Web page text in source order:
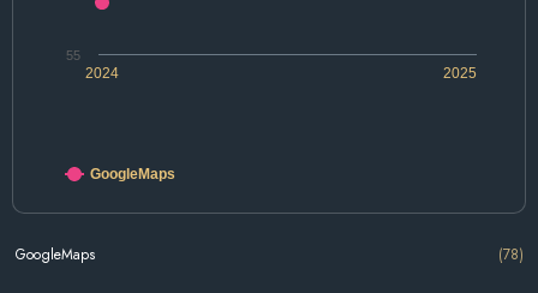
2024 2025
55
GoogleMaps
GoogleMaps (78)